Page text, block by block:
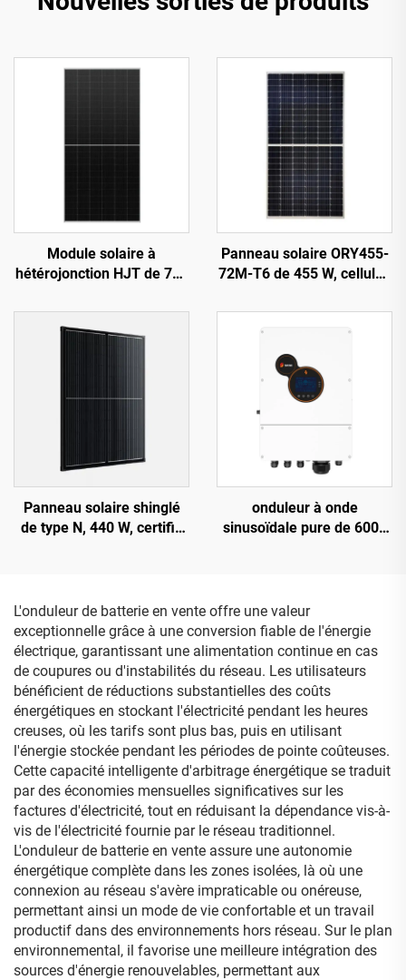
Module solaire à
hétérojonction HJT de 720
740-66M-T12H,
rendement de 23,82 %
Panneau solaire ORY455-
72M-T6 de 455 W, cellules
argentée, garantie de 25
Panneau solaire shinglé
de type N, 440 W, certifié
onduleur à onde
sinusoïdale pure de 6000
L'onduleur de batterie en vente offre une valeur
exceptionnelle grâce à une conversion fiable de l'énergie
électrique, garantissant une alimentation continue en cas
de coupures ou d'instabilités du réseau. Les utilisateurs
bénéficient de réductions substantielles des coûts
énergétiques en stockant l'électricité pendant les heures
creuses, où les tarifs sont plus bas, puis en utilisant
l'énergie stockée pendant les périodes de pointe coûteuses.
Cette capacité intelligente d'arbitrage énergétique se traduit
par des économies mensuelles significatives sur les
factures d'électricité, tout en réduisant la dépendance vis-à-
vis de l'électricité fournie par le réseau traditionnel.
L'onduleur de batterie en vente assure une autonomie
énergétique complète dans les zones isolées, là où une
connexion au réseau s'avère impraticable ou onéreuse,
permettant ainsi un mode de vie confortable et un travail
productif dans des environnements hors réseau. Sur le plan
environnemental, il favorise une meilleure intégration des
sources d'énergie renouvelables, permettant aux